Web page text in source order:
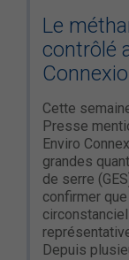
Le
contrôlé
Cette
Presse
Enviro
grandes
de serre
confirmer
Depuis